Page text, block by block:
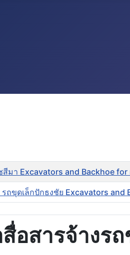
มา Excavators and Backhoe
ขุดเล็กปักธงชัย Excavators and
อสารจ้างร